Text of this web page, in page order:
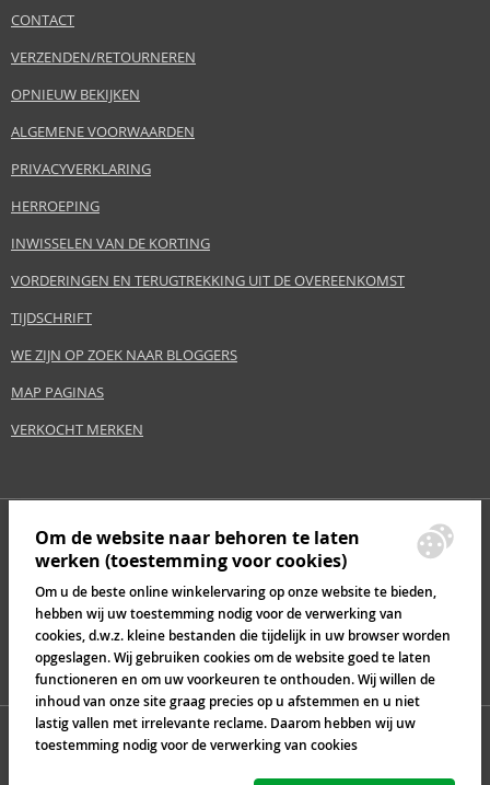
CONTACT
VERZENDEN/RETOURNEREN
OPNIEUW BEKIJKEN
ALGEMENE VOORWAARDEN
PRIVACYVERKLARING
HERROEPING
INWISSELEN VAN DE KORTING
VORDERINGEN EN TERUGTREKKING UIT DE OVEREENKOMST
TIJDSCHRIFT
WE ZIJN OP ZOEK NAAR BLOGGERS
MAP PAGINAS
VERKOCHT MERKEN
Om de website naar behoren te laten
werken (toestemming voor cookies)
Om u de beste online winkelervaring op onze website te bieden,
hebben wij uw toestemming nodig voor de verwerking van
cookies, d.w.z. kleine bestanden die tijdelijk in uw browser worden
opgeslagen. Wij gebruiken cookies om de website goed te laten
functioneren en om uw voorkeuren te onthouden. Wij willen de
inhoud van onze site graag precies op u afstemmen en u niet
lastig vallen met irrelevante reclame. Daarom hebben wij uw
toestemming nodig voor de verwerking van cookies